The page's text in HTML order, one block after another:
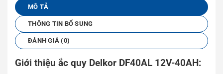
MÔ TẢ
THÔNG TIN BỔ SUNG
ĐÁNH GIÁ (0)
Giới thiệu ắc quy Delkor DF40AL 12V-40AH: